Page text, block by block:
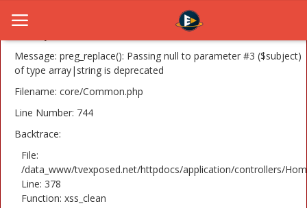
A PHP Error was encountered
Message: preg_replace(): Passing null to parameter #3 ($subject)
of type array|string is deprecated
Filename: core/Common.php
Line Number: 744
Backtrace:
File:
/data_www/tvexposed.net/httpdocs/application/controllers/
Line: 378
Function: xss_clean
Home
TV Serije
Filmovi